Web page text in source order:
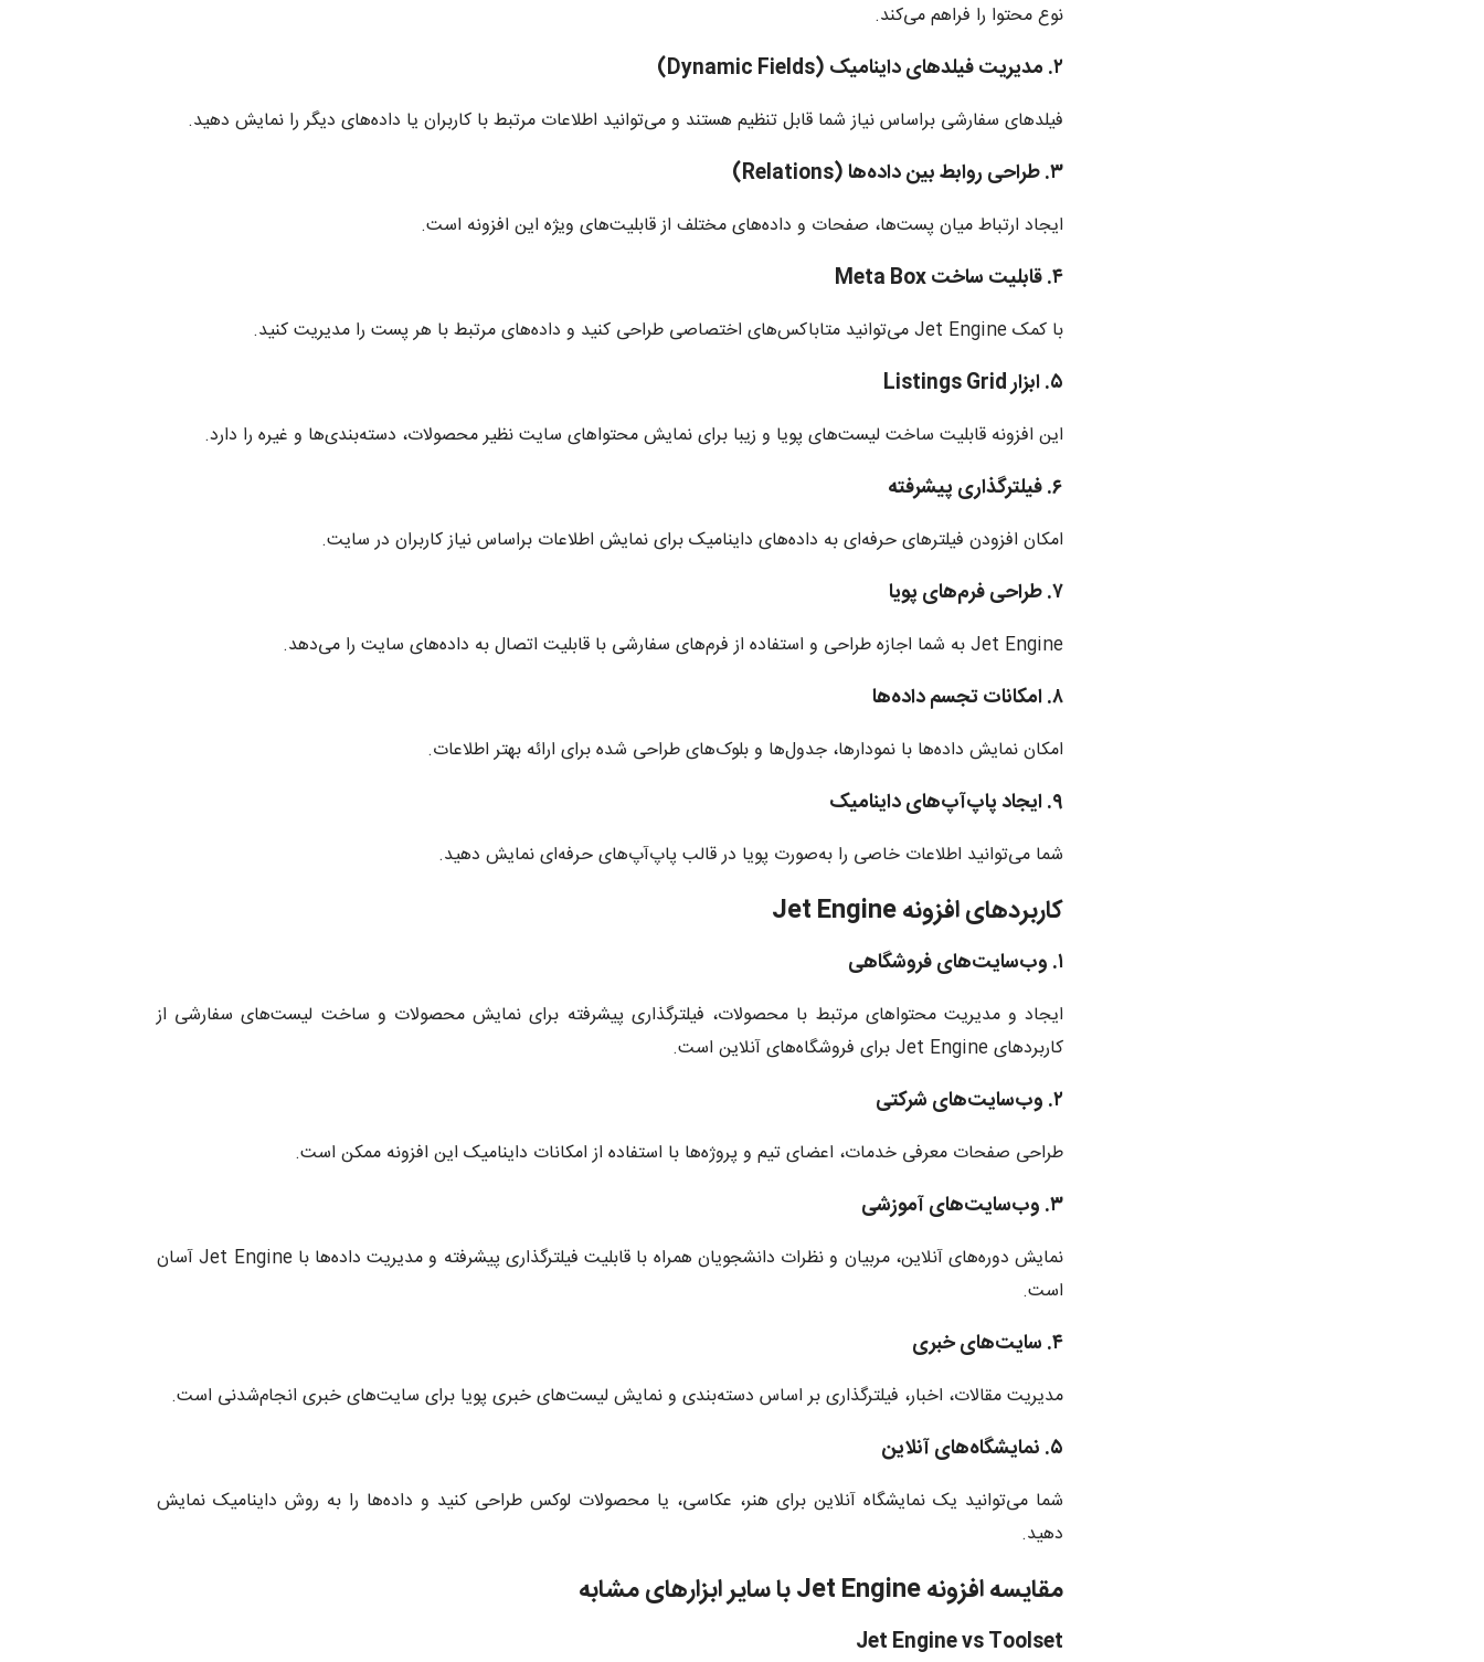
نوع محتوا را فراهم می‌کند.
۲. مدیریت فیلدهای داینامیک (Dynamic Fields)
فیلدهای سفارشی براساس نیاز شما قابل تنظیم هستند و می‌توانید اطلاعات مرتبط با کاربران یا داده‌های دیگر را نمایش دهید.
۳. طراحی روابط بین داده‌ها (Relations)
ایجاد ارتباط میان پست‌ها، صفحات و داده‌های مختلف از قابلیت‌های ویژه این افزونه است.
۴. قابلیت ساخت Meta Box
با کمک Jet Engine می‌توانید متا‌باکس‌های اختصاصی طراحی کنید و داده‌های مرتبط با هر پست را مدیریت کنید.
۵. ابزار Listings Grid
این افزونه قابلیت ساخت لیست‌های پویا و زیبا برای نمایش محتواهای سایت نظیر محصولات، دسته‌بندی‌ها و غیره را دارد.
۶. فیلترگذاری پیشرفته
امکان افزودن فیلترهای حرفه‌ای به داده‌های داینامیک برای نمایش اطلاعات براساس نیاز کاربران در سایت.
۷. طراحی فرم‌های پویا
Jet Engine به شما اجازه طراحی و استفاده از فرم‌های سفارشی با قابلیت اتصال به داده‌های سایت را می‌دهد.
۸. امکانات تجسم داده‌ها
امکان نمایش داده‌ها با نمودارها، جدول‌ها و بلوک‌های طراحی شده برای ارائه بهتر اطلاعات.
۹. ایجاد پاپ‌آپ‌های داینامیک
شما می‌توانید اطلاعات خاصی را به‌صورت پویا در قالب پاپ‌آپ‌های حرفه‌ای نمایش دهید.
کاربردهای افزونه Jet Engine
۱. وب‌سایت‌های فروشگاهی
ایجاد و مدیریت محتواهای مرتبط با محصولات، فیلترگذاری پیشرفته برای نمایش محصولات و ساخت لیست‌های سفارشی از
کاربردهای Jet Engine برای فروشگاه‌های آنلاین است.
۲. وب‌سایت‌های شرکتی
طراحی صفحات معرفی خدمات، اعضای تیم و پروژه‌ها با استفاده از امکانات داینامیک این افزونه ممکن است.
۳. وب‌سایت‌های آموزشی
نمایش دوره‌های آنلاین، مربیان و نظرات دانشجویان همراه با قابلیت فیلترگذاری پیشرفته و مدیریت داده‌ها با Jet Engine آسان
است.
۴. سایت‌های خبری
مدیریت مقالات، اخبار، فیلترگذاری بر اساس دسته‌بندی و نمایش لیست‌های خبری پویا برای سایت‌های خبری انجام‌شدنی است.
۵. نمایشگاه‌های آنلاین
شما می‌توانید یک نمایشگاه آنلاین برای هنر، عکاسی، یا محصولات لوکس طراحی کنید و داده‌ها را به روش داینامیک نمایش
دهید.
مقایسه افزونه Jet Engine با سایر ابزارهای مشابه
Jet Engine vs Toolset